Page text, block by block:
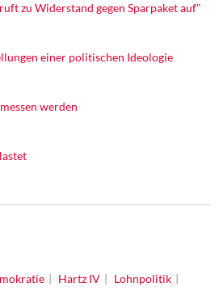
zu Widerstand gegen Sparpaket auf"
einer politischen Ideologie
werden
Hartz IV Lohnpolitik